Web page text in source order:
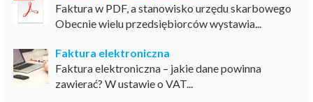
Faktura w PDF, a stanowisko urzędu skarbowego
Obecnie wielu przedsiębiorców wystawia...
Faktura elektroniczna
Faktura elektroniczna – jakie dane powinna
zawierać? W ustawie o VAT...